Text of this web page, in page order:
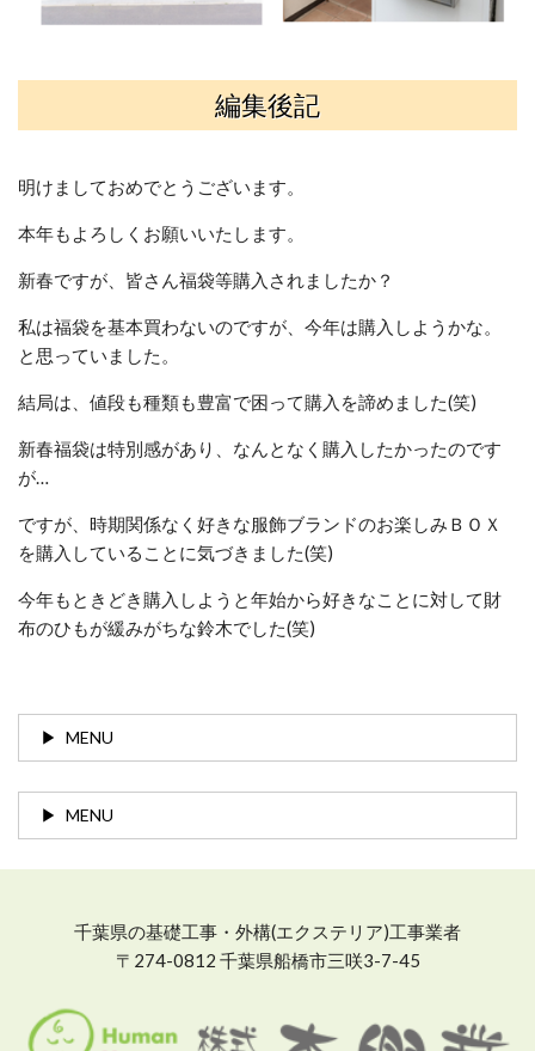
編集後記
明けましておめでとうございます。
本年もよろしくお願いいたします。
新春ですが、皆さん福袋等購入されましたか？
私は福袋を基本買わないのですが、今年は購入しようかな。
と思っていました。
結局は、値段も種類も豊富で困って購入を諦めました(笑)
新春福袋は特別感があり、なんとなく購入したかったのです
が…
ですが、時期関係なく好きな服飾ブランドのお楽しみＢＯＸ
を購入していることに気づきました(笑)
今年もときどき購入しようと年始から好きなことに対して財
布のひもが緩みがちな鈴木でした(笑)
MENU
MENU
千葉県の基礎工事・外構(エクステリア)工事業者
〒274-0812 千葉県船橋市三咲3-7-45